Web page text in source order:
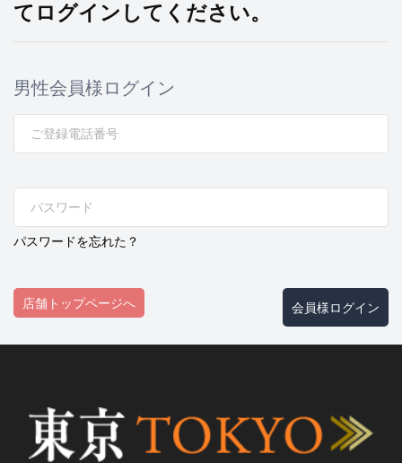
てログインしてください。
男性会員様ログイン
パスワードを忘れた？
店舗トップページへ 会員様ログイン